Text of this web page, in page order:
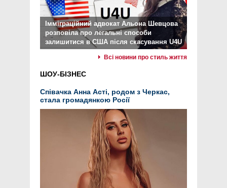
Імміграційний адвокат Альона Шевцова
розповіла про легальні способи
залишитися в США після скасування U4U
Всі новини про стиль життя
ШОУ-БІЗНЕС
Співачка Анна Асті, родом з Черкас,
стала громадянкою Росії